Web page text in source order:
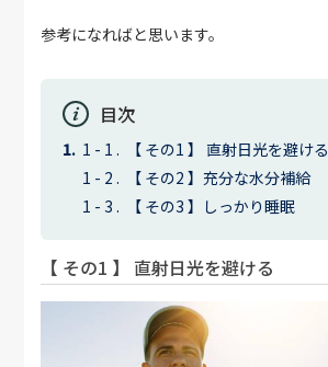
参考になればと思います。
目次
【 その1 】 直射日光を避ける
【 その2 】充分な水分補給
【 その3 】しっかり睡眠
【 その1 】 直射日光を避ける